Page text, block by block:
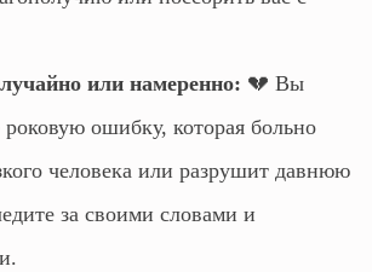
или намеренно: 💔 Вы
ошибку, которая больно
человека или разрушит давнюю
за своими словами и